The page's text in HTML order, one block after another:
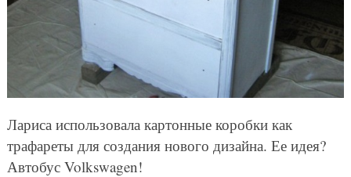
Лариса использовала картонные коробки как
трафареты для создания нового дизайна. Ее идея?
Автобус Volkswagen!